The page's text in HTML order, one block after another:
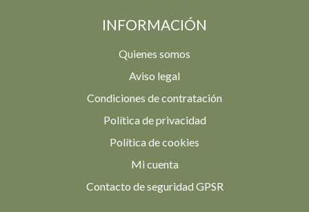
INFORMACIÓN
Quienes somos
Aviso legal
Condiciones de contratación
Política de privacidad
Política de cookies
Mi cuenta
Contacto de seguridad GPSR